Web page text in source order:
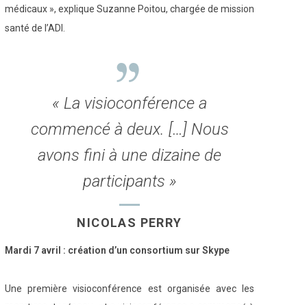
médicaux », explique Suzanne Poitou, chargée de mission
santé de l’ADI.
« La visioconférence a
commencé à deux. […] Nous
avons fini à une dizaine de
participants »
NICOLAS PERRY
Mardi 7 avril : création d’un consortium sur Skype
Une première visioconférence est organisée avec les